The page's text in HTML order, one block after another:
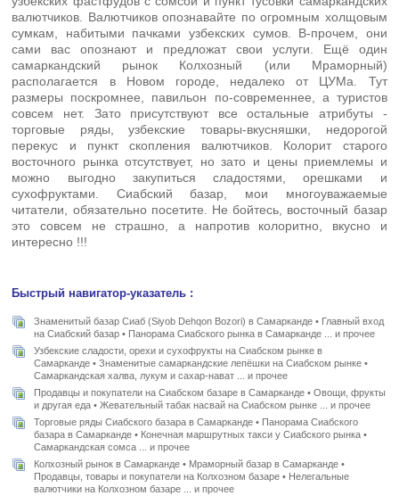
валютчиков. Валютчиков опознавайте по огромным холщовым
сумкам, набитыми пачками узбекских сумов. В-прочем, они
сами вас опознают и предложат свои услуги. Ещё один
самаркандский рынок Колхозный (или Мраморный)
располагается в Новом городе, недалеко от ЦУМа. Тут
размеры поскромнее, павильон по-современнее, а туристов
совсем нет. Зато присутствуют все остальные атрибуты -
торговые ряды, узбекские товары-вкусняшки, недорогой
перекус и пункт скопления валютчиков. Колорит старого
восточного рынка отсутствует, но зато и цены приемлемы и
можно выгодно закупиться сладостями, орешками и
сухофруктами. Сиабский базар, мои многоуважаемые
читатели, обязательно посетите. Не бойтесь, восточный базар
это совсем не страшно, а напротив колоритно, вкусно и
интересно !!!
Быстрый навигатор-указатель :
Знаменитый базар Сиаб (Siyob Dehqon Bozori) в Самарканде • Главный вход
на Сиабский базар • Панорама Сиабского рынка в Самарканде ... и прочее
Узбекские сладости, орехи и сухофрукты на Сиабском рынке в
Самарканде • Знаменитые самаркандские лепёшки на Сиабском рынке •
Самаркандская халва, лукум и сахар-нават ... и прочее
Продавцы и покупатели на Сиабском базаре в Самарканде • Овощи, фрукты
и другая еда • Жевательный табак насвай на Сиабском рынке ... и прочее
Торговые ряды Сиабского базара в Самарканде • Панорама Сиабского
базара в Самарканде • Конечная маршрутных такси у Сиабского рынка •
Самаркандская сомса ... и прочее
Колхозный рынок в Самарканде • Мраморный базар в Самарканде •
Продавцы, товары и покупатели на Колхозном базаре • Нелегальные
валютчики на Колхозном базаре ... и прочее